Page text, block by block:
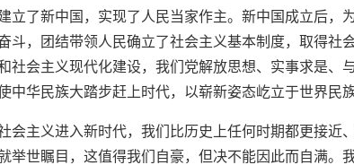
立了新中国，实现了人民当家作主。新中国成立后，
斗，团结带领人民确立了社会主义基本制度，取得社
社会主义现代化建设，我们党解放思想、实事求是、
中华民族大踏步赶上时代，以崭新姿态屹立于世界民族
会主义进入新时代，我们比历史上任何时期都更接近
举世瞩目，这值得我们自豪，但决不能因此而自满。